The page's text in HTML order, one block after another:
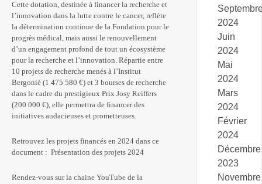
Cette dotation, destinée à financer la recherche et
l’innovation dans la lutte contre le cancer, reflète
la détermination continue de la Fondation pour le
progrès médical, mais aussi le renouvellement
d’un engagement profond de tout un écosystème
pour la recherche et l’innovation. Répartie entre
10 projets de recherche menés à l’Institut
Bergonié (1 475 580 €) et 3 bourses de recherche
dans le cadre du prestigieux Prix Josy Reiffers
(200 000 €), elle permettra de financer des
initiatives audacieuses et prometteuses.
Retrouvez les projets financés en 2024 dans ce
document : Présentation des projets 2024
Rendez-vous sur la chaine YouTube de la
2024
Juin
2024
Mai
2024
Mars
2024
Février
2024
Décembre
2023
Novembre